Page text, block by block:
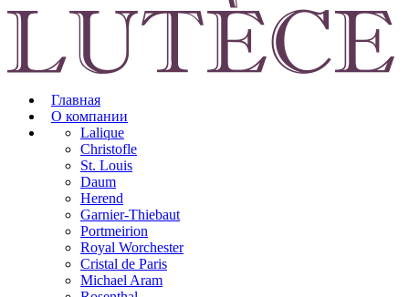
Главная
О компании
Lalique
Christofle
St. Louis
Daum
Herend
Garnier-Thiebaut
Portmeirion
Royal Worchester
Cristal de Paris
Michael Aram